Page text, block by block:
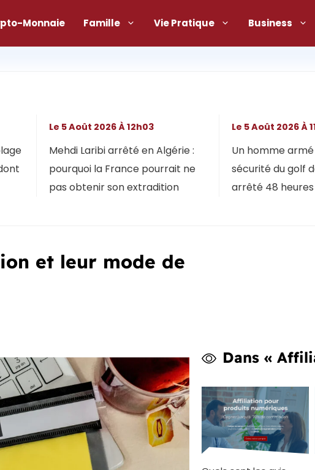
Monnaie Famille Vie Pratique Business
Mehdi Laribi arrêté en Algérie :
pourquoi la France pourrait ne
pas obtenir son extradition
Le 5 Août 2026 À 12h03
Un homme
sécurité du golf
arrêté 48
Le 5 Août 2026 À
et leur mode de
Dans «